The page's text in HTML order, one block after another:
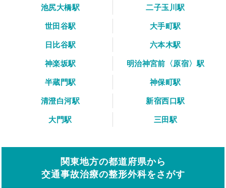
池尻大橋駅
二子玉川駅
世田谷駅
大手町駅
日比谷駅
六本木駅
神楽坂駅
明治神宮前〈原宿〉駅
半蔵門駅
神保町駅
清澄白河駅
新宿西口駅
大門駅
三田駅
関東地方の都道府県から
交通事故治療の整形外科をさがす